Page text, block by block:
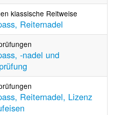
klassische Reitweise
Reiternadel
-nadel und
Reiternadel, Lizenz